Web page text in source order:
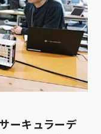
ーキュラーデ